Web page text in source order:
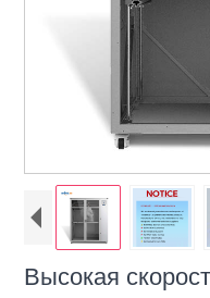
Высокая